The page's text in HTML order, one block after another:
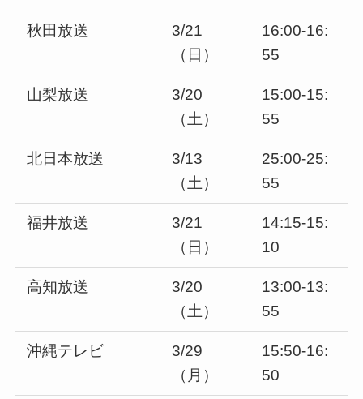
秋田放送
3/21
（日）
16:00-16:
55
山梨放送
3/20
（土）
15:00-15:
55
北日本放送
3/13
（土）
25:00-25:
55
福井放送
3/21
（日）
14:15-15:
10
高知放送
3/20
（土）
13:00-13:
55
沖縄テレビ
3/29
（月）
15:50-16:
50